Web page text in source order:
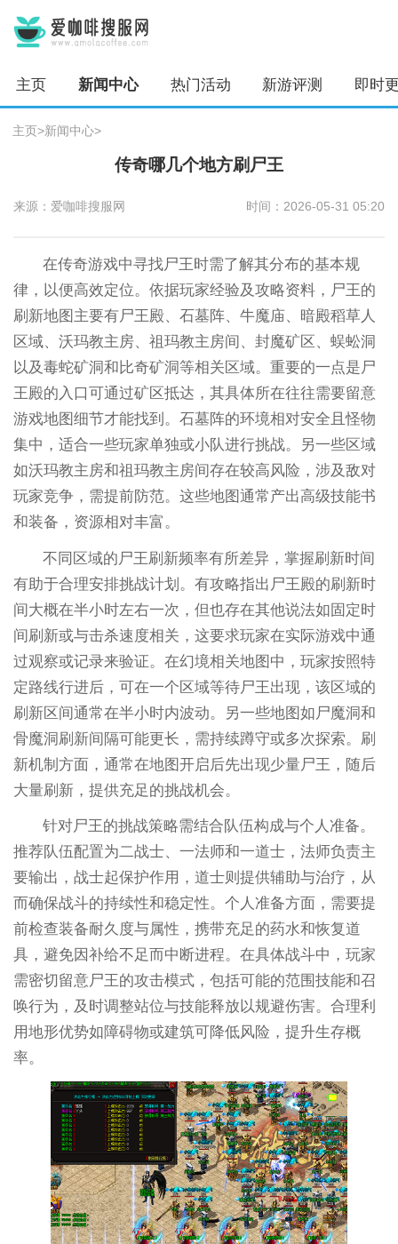
主页 新闻中心 热门活动 新游评测 即时
主页>新闻中心>
传奇哪几个地方刷尸王
来源：爱咖啡搜服网 时间：2026-05-31 05:20
在传奇游戏中寻找尸王时需了解其分布的基本规
律，以便高效定位。依据玩家经验及攻略资料，尸王的
刷新地图主要有尸王殿、石墓阵、牛魔庙、暗殿稻草人
区域、沃玛教主房、祖玛教主房间、封魔矿区、蜈蚣洞
以及毒蛇矿洞和比奇矿洞等相关区域。重要的一点是尸
王殿的入口可通过矿区抵达，其具体所在往往需要留意
游戏地图细节才能找到。石墓阵的环境相对安全且怪物
集中，适合一些玩家单独或小队进行挑战。另一些区域
如沃玛教主房和祖玛教主房间存在较高风险，涉及敌对
玩家竞争，需提前防范。这些地图通常产出高级技能书
和装备，资源相对丰富。
不同区域的尸王刷新频率有所差异，掌握刷新时间
有助于合理安排挑战计划。有攻略指出尸王殿的刷新时
间大概在半小时左右一次，但也存在其他说法如固定时
间刷新或与击杀速度相关，这要求玩家在实际游戏中通
过观察或记录来验证。在幻境相关地图中，玩家按照特
定路线行进后，可在一个区域等待尸王出现，该区域的
刷新区间通常在半小时内波动。另一些地图如尸魔洞和
骨魔洞刷新间隔可能更长，需持续蹲守或多次探索。刷
新机制方面，通常在地图开启后先出现少量尸王，随后
大量刷新，提供充足的挑战机会。
针对尸王的挑战策略需结合队伍构成与个人准备。
推荐队伍配置为二战士、一法师和一道士，法师负责主
要输出，战士起保护作用，道士则提供辅助与治疗，从
而确保战斗的持续性和稳定性。个人准备方面，需要提
前检查装备耐久度与属性，携带充足的药水和恢复道
具，避免因补给不足而中断进程。在具体战斗中，玩家
需密切留意尸王的攻击模式，包括可能的范围技能和召
唤行为，及时调整站位与技能释放以规避伤害。合理利
用地形优势如障碍物或建筑可降低风险，提升生存概
率。